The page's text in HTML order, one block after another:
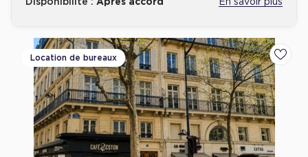
Guide & Conseils
Cas Clients
Disponibilité : Après accord En savoir plus
Location de bureaux